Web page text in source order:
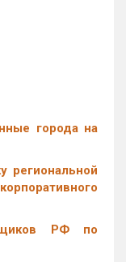
города на
региональной
РФ по